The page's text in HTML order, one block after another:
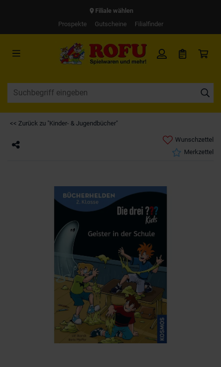
Filiale wählen
Prospekte
Gutscheine Filialfinder
<< Zurück zu "Kinder- & Jugendbücher"
Wunschzettel
Merkzettel